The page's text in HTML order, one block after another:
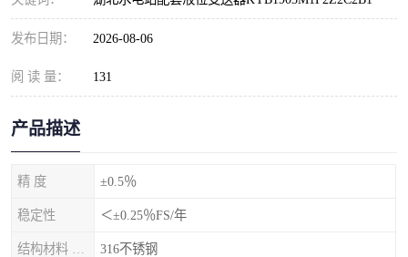
发布日期： 2026-08-06
阅 读 量： 131
产品描述
精 度 ±0.5％
稳定性 ＜±0.25％FS/年
316不锈钢